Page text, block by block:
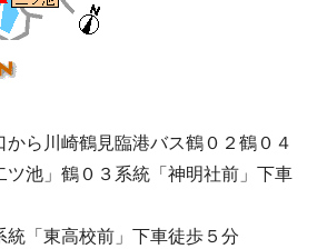
ら川崎鶴見臨港バス鶴０２鶴０４
ツ池」鶴０３系統「神明社前」下車
統「東高校前」下車徒歩５分